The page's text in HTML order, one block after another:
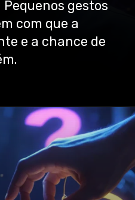
gestos
com que a
e a chance de